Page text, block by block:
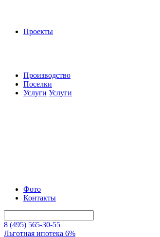
Проекты
Производство
Поселки
Услуги Услуги
Фото
Контакты
8 (495) 565-30-55
Льготная ипотека 6%